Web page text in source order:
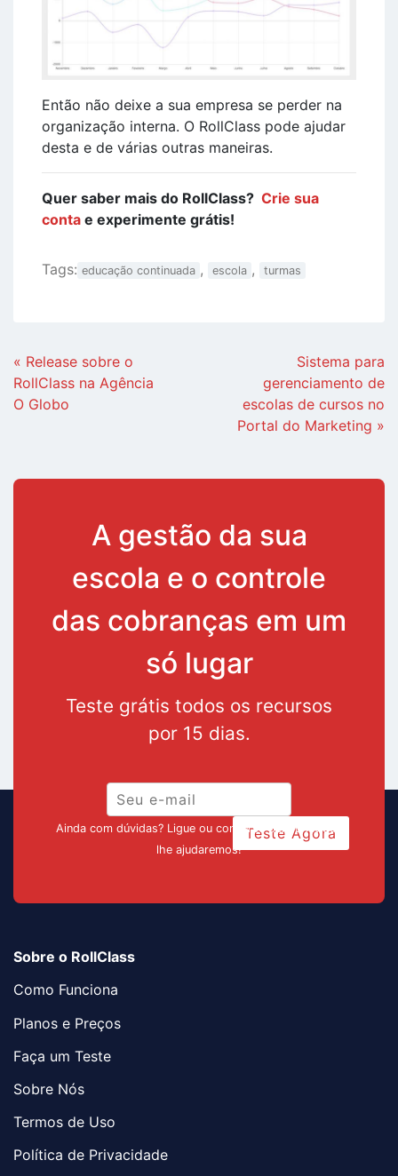
Então não deixe a sua empresa se perder na
organização interna. O RollClass pode ajudar
desta e de várias outras maneiras.
Quer saber mais do RollClass? Crie sua
conta e experimente grátis!
Tags: educação continuada , escola , turmas
Continue
Lendo
« Release sobre o
RollClass na Agência
O Globo
Sistema para
gerenciamento de
escolas de cursos no
Portal do Marketing »
A gestão da sua
escola e o controle
das cobranças em um
só lugar
Teste grátis todos os recursos
por 15 dias.
Teste Agora
Ainda com dúvidas? Ligue ou converse pelo chat que
lhe ajudaremos!
Sobre o RollClass
Como Funciona
Planos e Preços
Faça um Teste
Sobre Nós
Termos de Uso
Política de Privacidade